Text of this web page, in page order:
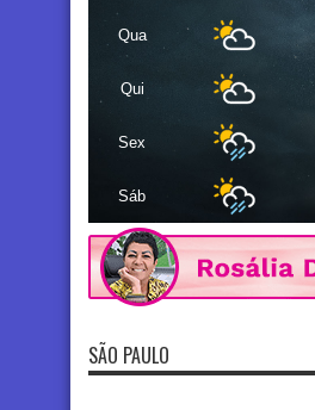
Qua
Qui
Sex
Sáb
SÃO PAULO